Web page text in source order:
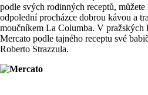
podle svých rodinných receptů,
odpolední procházce dobrou kávou a
moučníkem La Columba. V
Mercato podle tajného receptu své
Roberto Strazzula.